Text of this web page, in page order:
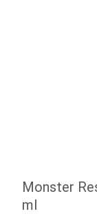
Monster
ml